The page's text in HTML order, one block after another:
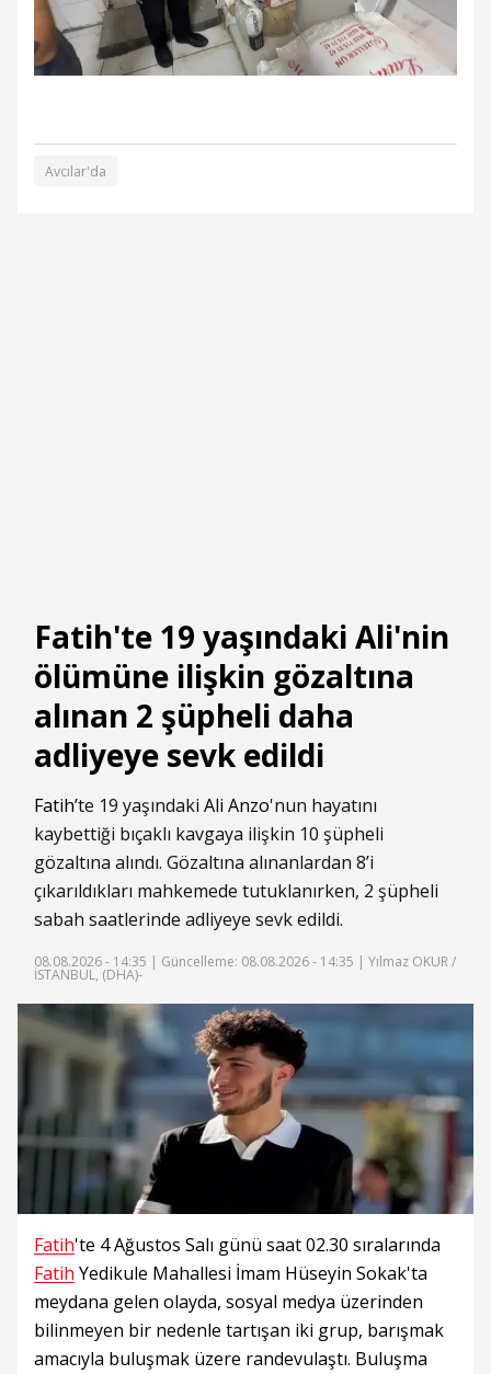
Avcılar'da
Fatih'te 19 yaşındaki Ali'nin
ölümüne ilişkin gözaltına
alınan 2 şüpheli daha
adliyeye sevk edildi
Fatih’te 19 yaşındaki Ali Anzo'nun hayatını
kaybettiği bıçaklı kavgaya ilişkin 10 şüpheli
gözaltına alındı. Gözaltına alınanlardan 8’i
çıkarıldıkları mahkemede tutuklanırken, 2 şüpheli
sabah saatlerinde adliyeye sevk edildi.
08.08.2026 - 14:35 | Güncelleme: 08.08.2026 - 14:35 | Yılmaz OKUR /
İSTANBUL, (DHA)-
Fatih'te 4 Ağustos Salı günü saat 02.30 sıralarında
Fatih Yedikule Mahallesi İmam Hüseyin Sokak'ta
meydana gelen olayda, sosyal medya üzerinden
bilinmeyen bir nedenle tartışan iki grup, barışmak
amacıyla buluşmak üzere randevulaştı. Buluşma